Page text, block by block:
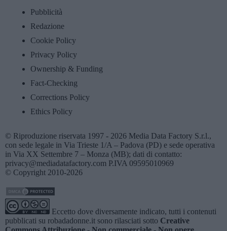
Pubblicità
Redazione
Cookie Policy
Privacy Policy
Ownership & Funding
Fact-Checking
Corrections Policy
Ethics Policy
© Riproduzione riservata 1997 - 2026 Media Data Factory S.r.l.,
con sede legale in Via Trieste 1/A – Padova (PD) e sede operativa
in Via XX Settembre 7 – Monza (MB); dati di contatto:
privacy@mediadatafactory.com P.IVA 09595010969
© Copyright 2010-2026
Eccetto dove diversamente indicato, tutti i contenuti
pubblicati su robadadonne.it sono rilasciati sotto Creative